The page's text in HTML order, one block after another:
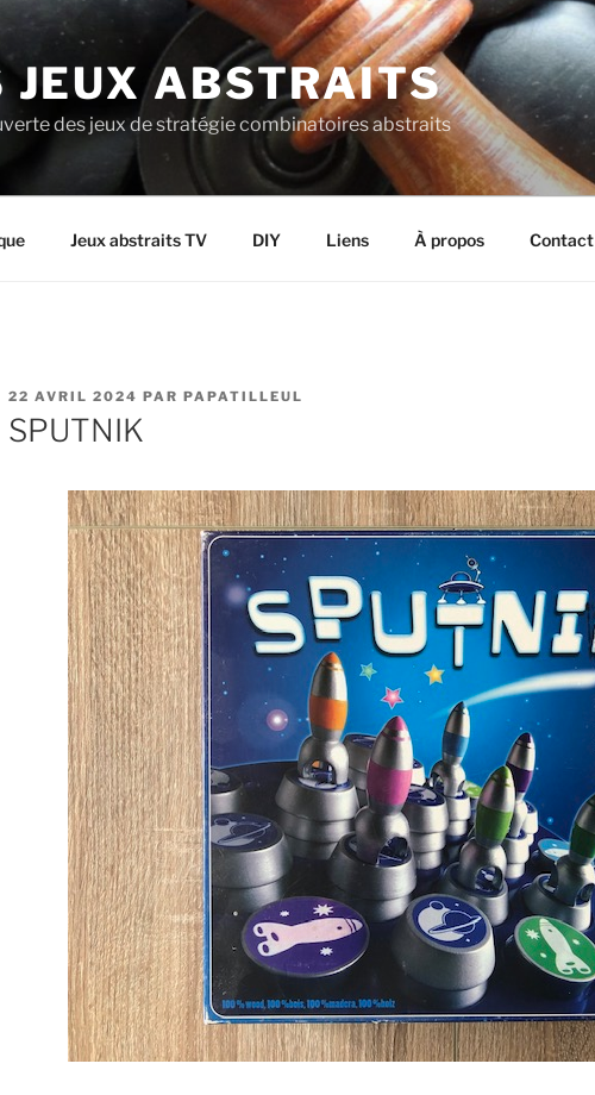
JEUX ABSTRAITS
des jeux de stratégie combinatoires abstraits
Jeux abstraits TV DIY Liens À propos Contact
22 AVRIL 2024 PAR PAPATILLEUL
SPUTNIK